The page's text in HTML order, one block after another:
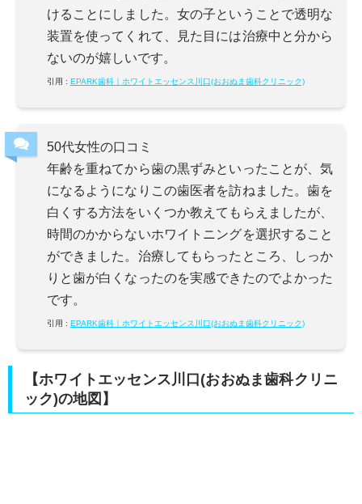
けることにしました。女の子ということで透明な
装置を使ってくれて、見た目には治療中と分から
ないのが嬉しいです。
引用 : EPARK歯科｜ホワイトエッセンス川口(おおぬま歯科クリニック)
50代女性の口コミ
年齢を重ねてから歯の黒ずみといったことが、気
になるようになりこの歯医者を訪ねました。歯を
白くする方法をいくつか教えてもらえましたが、
時間のかからないホワイトニングを選択すること
ができました。治療してもらったところ、しっか
りと歯が白くなったのを実感できたのでよかった
です。
引用 : EPARK歯科｜ホワイトエッセンス川口(おおぬま歯科クリニック)
【ホワイトエッセンス川口(おおぬま歯科クリニ
ック)の地図】